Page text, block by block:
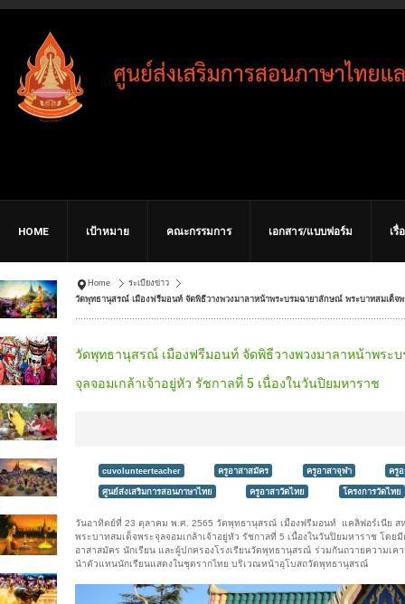
HOME เป้าหมาย คณะกรรมการ เอกสาร/แบบฟอร์ม เรื่
Home
ระเบียงข่าว
วัดพุทธานุสรณ์ เมืองฟรีมอนท์ จัดพิธีวางพวงมาลาหน้าพระบรมฉายาลักษณ์ พระบาทสมเด็จพ
วัดพุทธานุสรณ์ เมืองฟรีมอนท์ จัดพิธีวางพวงมาลาหน้าพระ
จุลจอมเกล้าเจ้าอยู่หัว รัชกาลที่ 5 เนื่องในวันปิยมหาราช
cuvolunteerteacher ครูอาสาสมัคร ครูอาสาจุฬา ครู
ศูนย์ส่งเสริมการสอนภาษาไทย ครูอาสาวัดไทย โครงการวัดไทย
วันอาทิตย์ที่ 23 ตุลาคม พ.ศ. 2565 วัดพุทธานุสรณ์ เมืองฟรีมอนท์ แคลิฟอร์เนีย
พระบาทสมเด็จพระจุลจอมเกล้าเจ้าอยู่หัว รัชกาลที่ 5 เนื่องในวันปิยมหาราช โ
อาสาสมัคร นักเรียน และผู้ปกครองโรงเรียนวัดพุทธานุสรณ์ ร่วมกันถวายความ
นำตัวแทนนักเรียนแสดงในชุดรากไทย บริเวณหน้าอุโบสถวัดพุทธานุสรณ์